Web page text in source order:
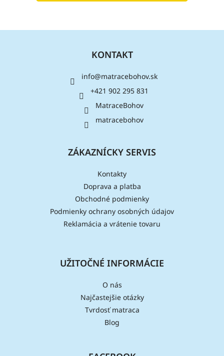
Z
KONTAKT
info@matracebohov.sk
+421 902 295 831
MatraceBohov
matracebohov
ZÁKAZNÍCKY SERVIS
Kontakty
Doprava a platba
Obchodné podmienky
Podmienky ochrany osobných údajov
Reklamácia a vrátenie tovaru
UŽITOČNÉ INFORMÁCIE
O nás
Najčastejšie otázky
Tvrdosť matraca
Blog